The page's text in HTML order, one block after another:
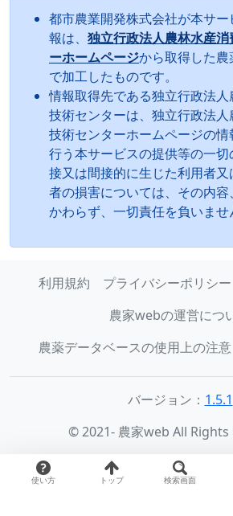
使い方 トップ 検索画面
都市農業開発株式会社が本サ
報は、 独立行政法人農林水産
ーホームページから取得した
で加工したものです。
情報取得先である独立行政法
技術センターは、独立行政法
技術センターホームページの
行う本サービスの提供等の一
接又は間接的に生じた利用者
者の損害については、その内
かわらず、一切責任を負いませ
利用規約 プライバシーポリシー
農家webの運営につ
農薬データベースの使用上の注意
バージョン： 1.5.1
© 2021- 農家web All Rights